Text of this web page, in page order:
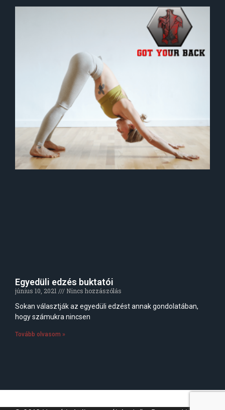
Egyedüli edzés buktatói
június 10, 2021
Nincs hozzászólás
Sokan választják az egyedüli edzést annak gondolatában,
hogy számukra nincsen
Tovább olvasom »